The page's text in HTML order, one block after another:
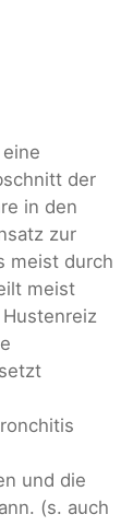
der
in den
zur
meist durch
meist
und die
(s. auch